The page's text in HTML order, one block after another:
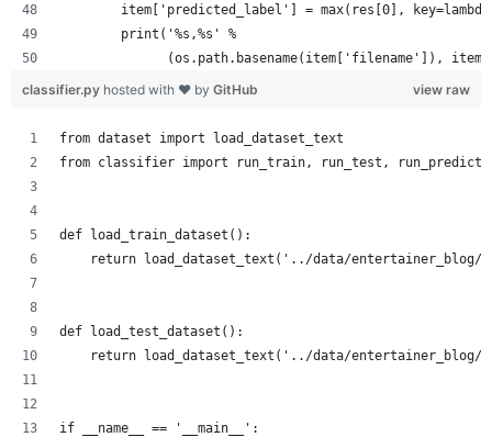
item['predicted_label'] = max(res[0],
        print('%s,%s' %
(os.path.basename(item['filename']),
view raw
classifier.py hosted with ❤ by GitHub
from dataset import load_dataset_text
from classifier import run_train, run_test, run_predict
def load_train_dataset():
return load_dataset_text('../data/entertainer_blog/
def load_test_dataset():
return load_dataset_text('../data/entertainer_blog/
if __name__ == '__main__':